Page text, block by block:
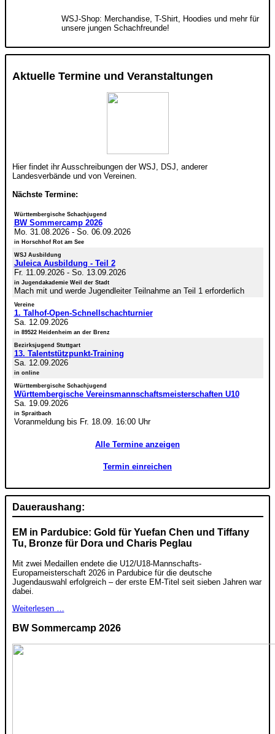
WSJ-Shop: Merchandise, T-Shirt, Hoodies und mehr für
unsere jungen Schachfreunde!
Aktuelle Termine und Veranstaltungen
Hier findet ihr Ausschreibungen der WSJ, DSJ, anderer
Landesverbände und von Vereinen.
Nächste Termine:
Württembergische Schachjugend
BW Sommercamp 2026
Mo. 31.08.2026- So. 06.09.2026
in Horschhof Rot am See
WSJ Ausbildung
Juleica Ausbildung - Teil 2
Fr. 11.09.2026- So. 13.09.2026
in Jugendakademie Weil der Stadt
Mach mit und werde Jugendleiter Teilnahme an Teil 1 erforderlich
Vereine
1. Talhof-Open-Schnellschachturnier
Sa. 12.09.2026
in 89522 Heidenheim an der Brenz
Bezirksjugend Stuttgart
13. Talentstützpunkt-Training
Sa. 12.09.2026
in online
Württembergische Schachjugend
Württembergische Vereinsmannschaftsmeisterschaften U10
Sa. 19.09.2026
in Spraitbach
Voranmeldung bis Fr. 18.09. 16:00 Uhr
Alle Termine anzeigen
Termin einreichen
Daueraushang:
EM in Pardubice: Gold für Yuefan Chen und Tiffany
Tu, Bronze für Dora und Charis Peglau
Mit zwei Medaillen endete die U12/U18-Mannschafts-
Europameisterschaft 2026 in Pardubice für die deutsche
Jugendauswahl erfolgreich – der erste EM-Titel seit sieben Jahren war
dabei.
Weiterlesen …
BW Sommercamp 2026